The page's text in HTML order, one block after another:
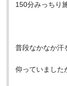
150分みっちり
普段なかなか汗
仰っていました